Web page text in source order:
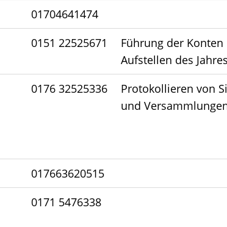
01704641474
0151 22525671
Führung der Konten
Aufstellen des
0176 32525336
Protokollieren von
und
017663620515
0171 5476338